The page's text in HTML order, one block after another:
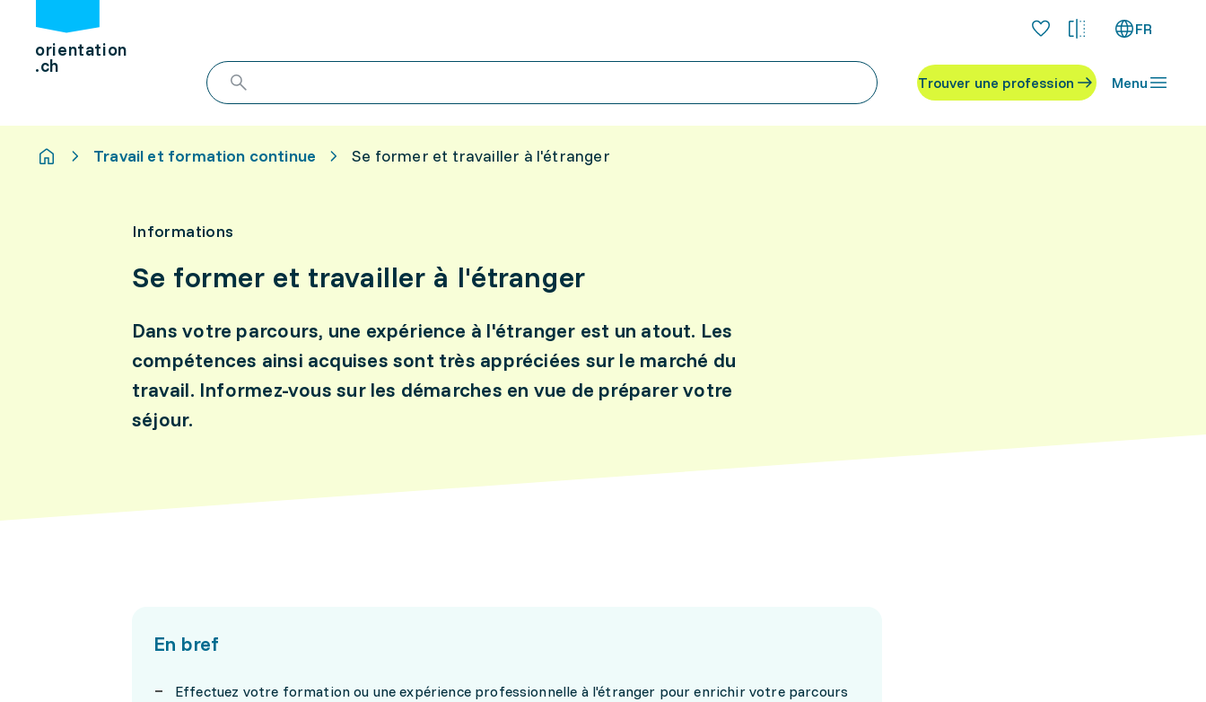
orientation
.ch
FR
Trouver une profession Menu
Travail et formation continue Se former et travailler à l'étranger
Informations
Se former et travailler à l'étranger
Dans votre parcours, une expérience à l'étranger est un atout. Les
compétences ainsi acquises sont très appréciées sur le marché du
travail. Informez-vous sur les démarches en vue de préparer votre
séjour.
En bref
Effectuez votre formation ou une expérience professionnelle à l'étranger pour enrichir votre parcours